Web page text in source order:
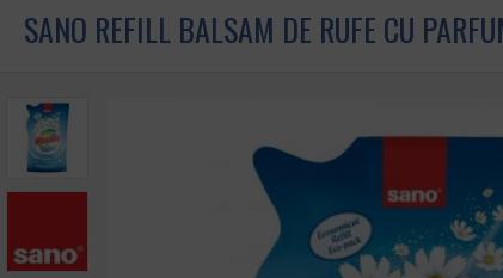
SANO REFILL BALSAM DE RUFE CU